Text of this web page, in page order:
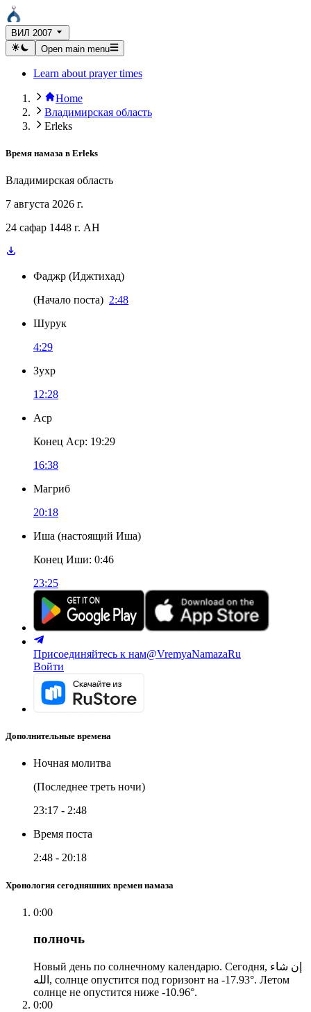
ВИЛ 2007
Open main menu
Learn about prayer times
Home
Владимирская область
Erleks
Время намаза в Erleks
Владимирская область
7 августа 2026 г.
24 сафар 1448 г. AH
Фаджр (Иджтихад)
(Начало поста) 2:48
Шурук
4:29
Зухр
12:28
Аср
Конец Аср: 19:29
16:38
Магриб
20:18
Иша (настоящий Иша)
Конец Иши: 0:46
23:25
Присоединяйтесь к нам@VremyaNamazaRu
Войти
Дополнительные времена
Ночная молитва
(Последнее треть ночи)
23:17 - 2:48
Время поста
2:48 - 20:18
Хронология сегодняшних времен намаза
0:00
полночь
Новый день по солнечному календарю. Сегодня, إن شاء
الله, солнце опустится под горизонт на -17.93°. Летом
солнце не опустится ниже -10.96°.
0:00